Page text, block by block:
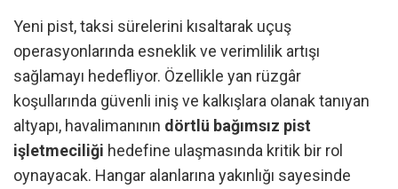
Yeni pist, taksi sürelerini kısaltarak uçuş
operasyonlarında esneklik ve verimlilik artışı
sağlamayı hedefliyor. Özellikle yan rüzgâr
koşullarında güvenli iniş ve kalkışlara olanak tanıyan
altyapı, havalimanının dörtlü bağımsız pist
işletmeciliği hedefine ulaşmasında kritik bir rol
oynayacak. Hangar alanlarına yakınlığı sayesinde